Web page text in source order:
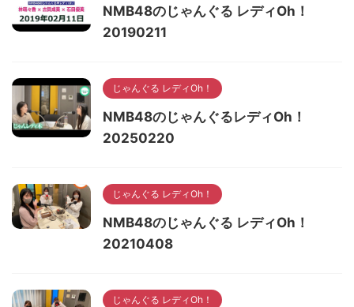
NMB48のじゃんぐる レディOh！
20190211
じゃんぐる レディOh！
NMB48のじゃんぐるレディOh！
20250220
じゃんぐる レディOh！
NMB48のじゃんぐる レディOh！
20210408
じゃんぐる レディOh！